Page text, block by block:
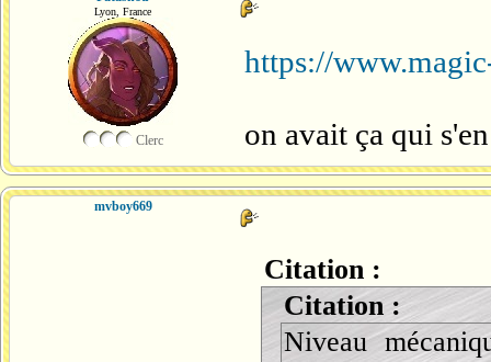
Lyon, France
Clerc
https://
on avait ça qui
mvboy669
Citation :
Citation :
Niveau